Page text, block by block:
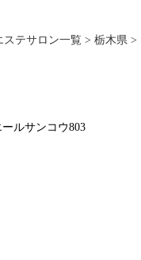
ステサロン一覧 > 栃木県 >
ルサンコウ803